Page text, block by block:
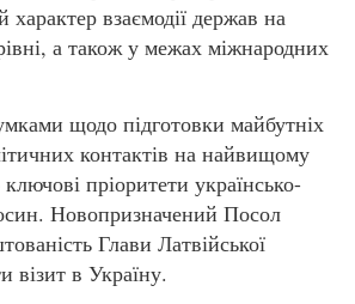
характер взаємодії держав на
а також у межах міжнародних
щодо підготовки майбутніх
контактів на найвищому
пріоритети українсько-
Новопризначений Посол
Глави Латвійської
візит в Україну.